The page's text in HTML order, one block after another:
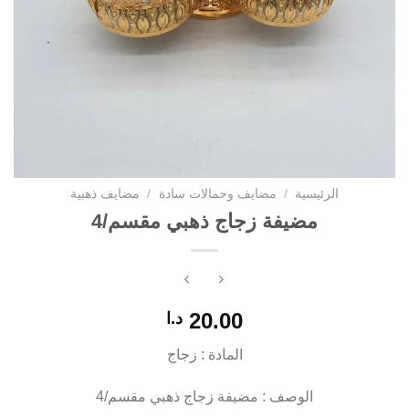
الرئيسية / مضايف وحمالات سادة / مضايف ذهبية
مضيفة زجاج ذهبي مقسم/4
20.00 د.ا
المادة : زجاج
الوصف : مضيفة زجاج ذهبي مقسم/4